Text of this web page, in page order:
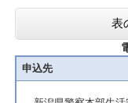
表
申込先